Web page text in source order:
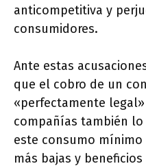
anticompetitiva y
consumidores.
Ante estas
que el cobro de un
«perfectamente
compañías también lo
este consumo
más bajas y